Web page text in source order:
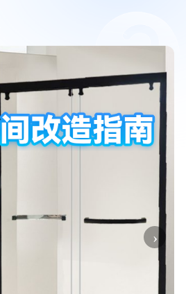
›